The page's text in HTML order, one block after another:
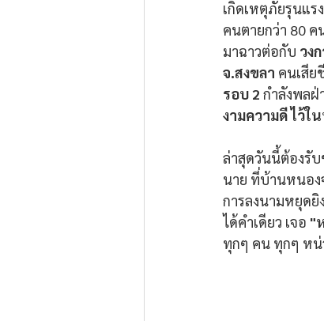
เกิดเหตุภัยรุนแ
คนตายกว่า 80 ค
มาฉาวต่อกับ วง
จ.สงขลา คนเสีย
รอบ 2 กำลังพลฝ่
งามความดี ไว้ใ
ล่าสุดวันนี้ต้องรับ
นาย ที่บ้านหนอง
การลงนามหยุดยิ
ได้คำเดียว เจอ "
ทุกๆ คน ทุกๆ หน่